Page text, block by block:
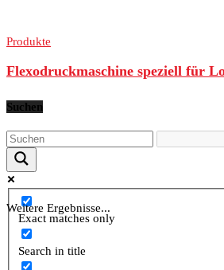
Produkte
Flexodruckmaschine speziell für
Suchen
Weitere Ergebnisse...
Exact matches only
Search in title